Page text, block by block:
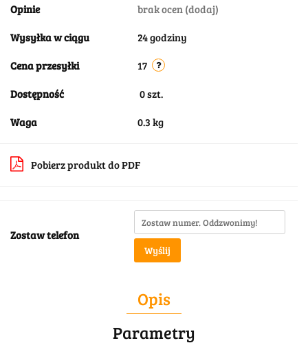
Opinie brak ocen (dodaj)
Wysyłka w ciągu 24 godziny
Cena przesyłki 17
Dostępność 0szt.
Waga 0.3 kg
Pobierz produkt do PDF
Zostaw telefon
Wyślij
Opis
Parametry